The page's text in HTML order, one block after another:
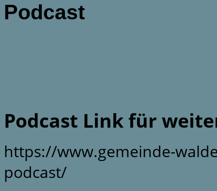
Podcast
Podcast Link für
https://www.gemeinde-
podcast/